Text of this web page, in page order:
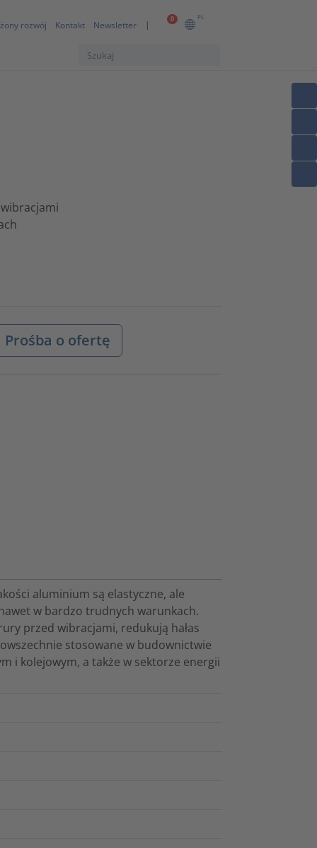
0 PL
rozwój Kontakt Newsletter
Prośba o ofertę
aluminium są elastyczne, ale
w bardzo trudnych warunkach.
przed wibracjami, redukują hałas
stosowane w budownictwie
i kolejowym, a także w sektorze energii